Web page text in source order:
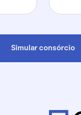
Simular consórcio